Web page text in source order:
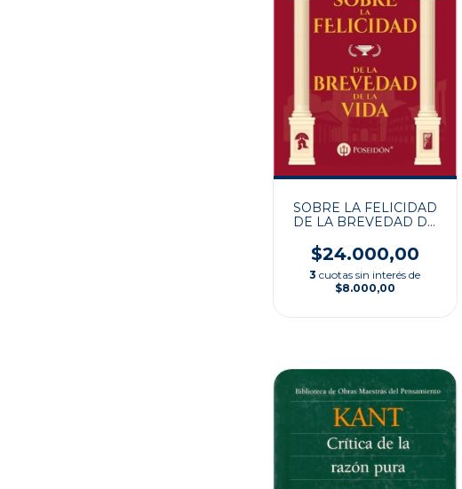
SOBRE LA FELICIDAD
DE LA BREVEDAD DE
$24.000,00
3 cuotas sin interés de
$8.000,00